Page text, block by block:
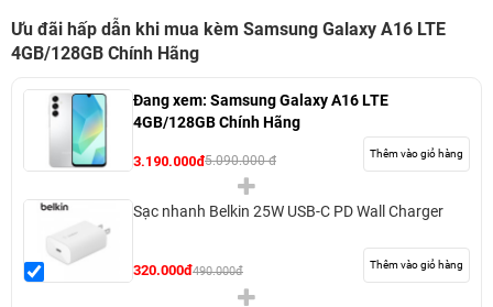
Ưu đãi hấp dẫn khi mua kèm Samsung Galaxy A16 LTE
4GB/128GB Chính Hãng
Đang xem: Samsung Galaxy A16 LTE
4GB/128GB Chính Hãng
3.190.000đ5.090.000 đ Thêm vào giỏ hàng
Sạc nhanh Belkin 25W USB-C PD Wall Charger
320.000đ490.000đ Thêm vào giỏ hàng